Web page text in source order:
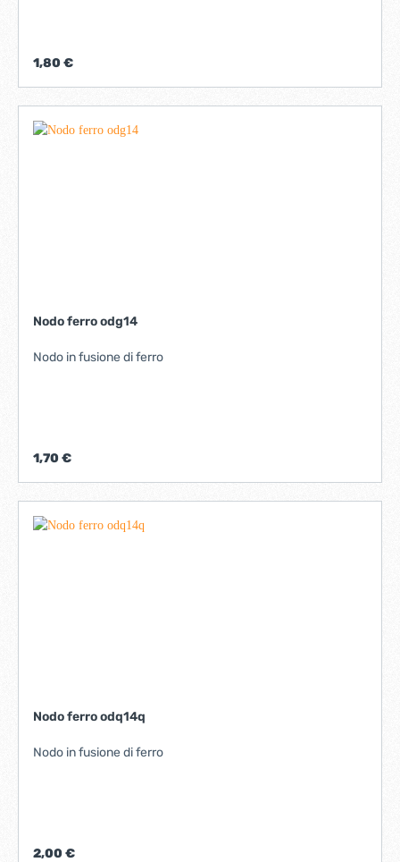
1,80 €
Nodo ferro odg14
Nodo in fusione di ferro
1,70 €
Nodo ferro odq14q
Nodo in fusione di ferro
2,00 €